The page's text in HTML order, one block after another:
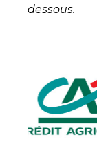
dessous.